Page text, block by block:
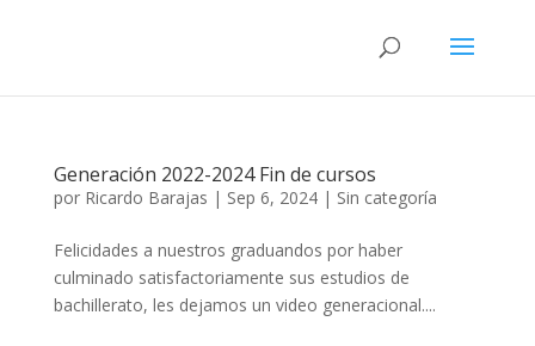
Generación 2022-2024 Fin de cursos
por Ricardo Barajas | Sep 6, 2024| Sin categoría
Felicidades a nuestros graduandos por haber
culminado satisfactoriamente sus estudios de
bachillerato, les dejamos un video generacional....